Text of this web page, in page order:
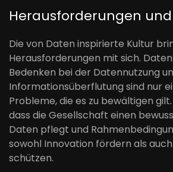
Herausforderungen
Die von Daten inspirierte Kultur
Herausforderungen mit sich.
Bedenken bei der Datennutzung
Informationsüberflutung sind nur
Probleme, die es zu bewältigen
dass die Gesellschaft einen
Daten pflegt und
sowohl Innovation fördern als
schützen.